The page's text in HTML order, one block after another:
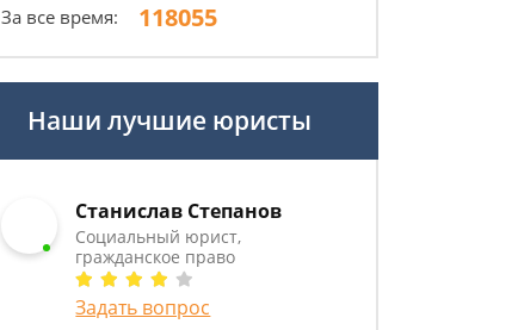
За все время: 118055
Наши лучшие юристы
Станислав Степанов
Социальный юрист,
гражданское право
Задать вопрос